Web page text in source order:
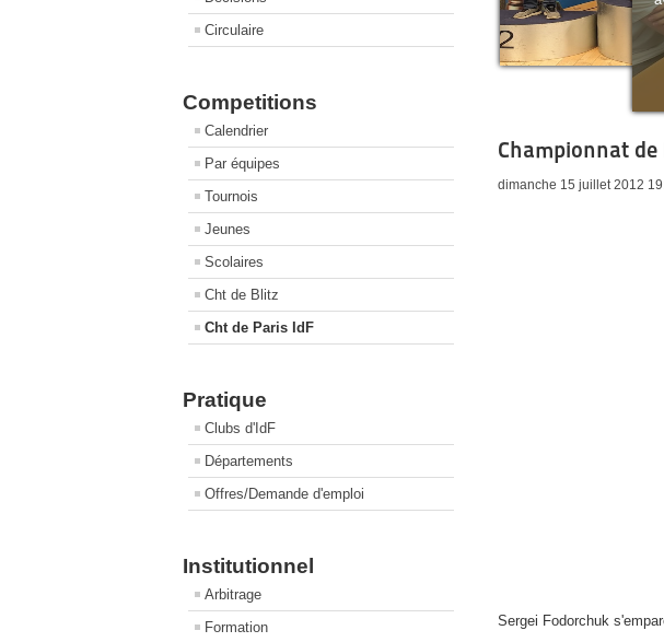
Circulaire
Competitions
Calendrier
Par équipes
Tournois
Jeunes
Scolaires
Cht de Blitz
Cht de Paris IdF
Pratique
Clubs d'IdF
Départements
Offres/Demande d'emploi
Institutionnel
Arbitrage
Formation
Championnat
dimanche 15 juillet 2012
Sergei Fodorchuk